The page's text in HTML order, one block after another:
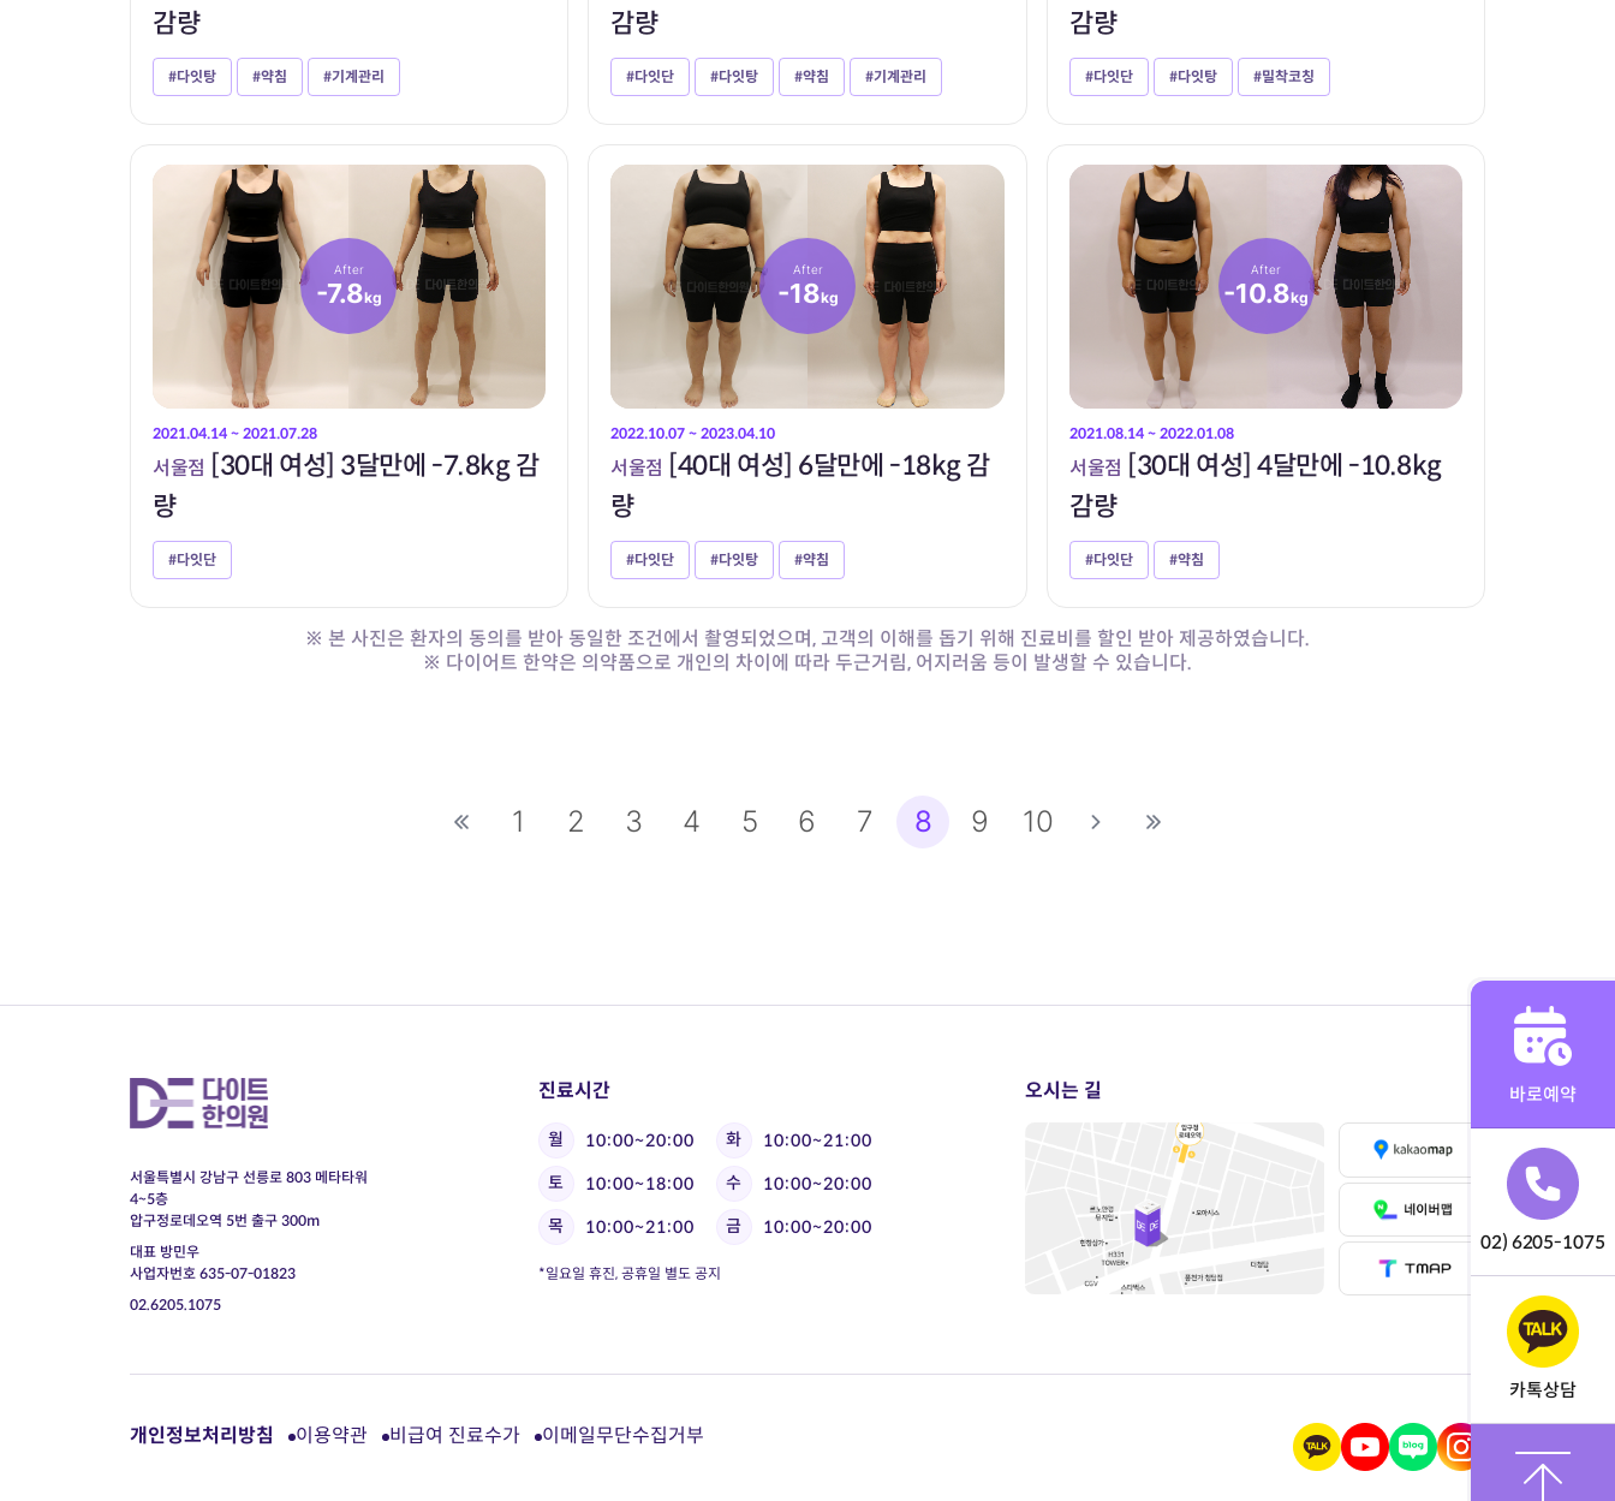
감량
#다잇탕 #약침 #기계관리
감량
#다잇단 #다잇탕 #약침 #기계관리
감량
#다잇단 #다잇탕 #밀착코칭
After
-7.8kg
2021.04.14 ~ 2021.07.28
서울점
[30대 여성] 3달만에 -7.8kg 감
량
#다잇단
After
-18kg
2022.10.07 ~ 2023.04.10
서울점
[40대 여성] 6달만에 -18kg 감
량
#다잇단 #다잇탕 #약침
After
-10.8kg
2021.08.14 ~ 2022.01.08
서울점
[30대 여성] 4달만에 -10.8kg
감량
#다잇단 #약침
※ 본 사진은 환자의 동의를 받아 동일한 조건에서 촬영되었으며,고객의 이해를 돕기 위해 진료비를 할인 받아 제공하였습니다.
※ 다이어트 한약은 의약품으로 개인의 차이에 따라 두근거림, 어지러움 등이 발생할 수 있습니다.
1 2 3 4 5 6 7 8 9 10
다음 맨끝
서울특별시 강남구 선릉로 803 메타타워
4~5층
압구정로데오역 5번 출구 300m
대표 방민우
사업자번호 635-07-01823
02.6205.1075
진료시간
월 10:00~20:00 화
10:00~21:00
토
10:00~18:00 수
10:00~20:00
목
10:00~21:00 금 10:00~20:00
*일요일 휴진, 공휴일 별도 공지
오시는 길
개인정보처리방침 이용약관 비급여 진료수가 이메일무단수집거부
바로예약
02) 6205-1075
카톡상담